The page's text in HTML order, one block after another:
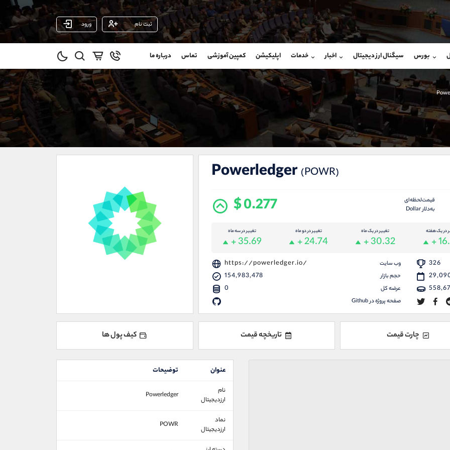
ثبت نام ورود
بورس سیگنال ارز دیجیتال اخبار خدمات اپلیکیشن کمپین آموزشی تماس درباره ما
Powerledger (POWR)
قیمت‌لحظه‌ای
به‌دلار Dollar
$ 0.277
در یک هفته
+
تغییر در یک ماه
+ 30.32
تغییر در دو ماه
+ 24.74
تغییر در سه ماه
+ 35.69
326 وب سایت https://powerledger.io/
حجم بازار 154,983,478
عرضه کل 0
صفحه پروژه در Github
چارت قیمت تاریخچه قیمت کیف پول ها
عنوان توضیحات
نام
ارزدیجیتال
Powerledger
نماد
ارزدیجیتال
POWR
شروع گفتگو
@Armteam_admin_33
118
شروع گفتگو
@Armteam_admin_103
داخلی 103
(ایمان پوراسماعیلی)
09927779040
واتساپ شروع گفتگو
تلگرام @Armteam_admin_por
021-22021030
021-22021040
@alirezamehrabi_com
@alirezamehrabi_official